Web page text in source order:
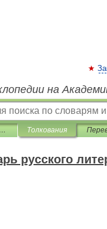
на
Фразеологический словарь русского литературного языка Толкования
русского